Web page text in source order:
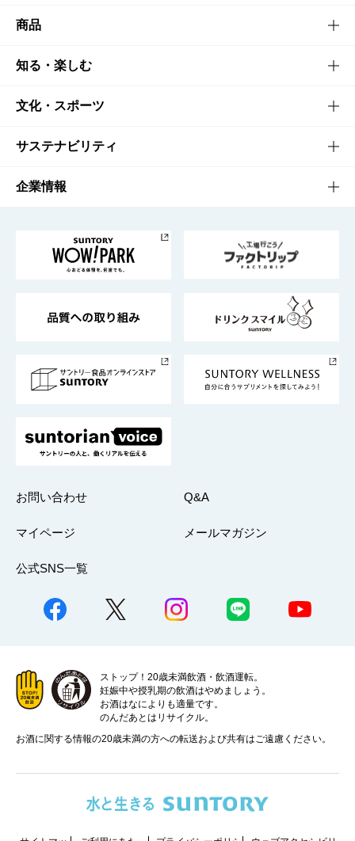
商品
商品TOP
商品一覧
商品発売情報
栄養成分一覧
知る・楽しむ
知る・楽しむTOP
キャンペーン
工場見学
地域情報
文化・スポーツ
文化・スポーツTOP
サントリーホール
サントリーサンバーズ大阪
サステナビリティ
サステナビリティTOP
サントリーが考えるサステナビリティ経営
企業情報
企業概要
採用情報
お問い合わせ Q&A
マイページ メールマガジン
公式SNS一覧
ストップ！20歳未満飲酒・飲酒運転。
妊娠中や授乳期の飲酒はやめましょう。
お酒はなによりも適量です。
のんだあとはリサイクル。
お酒に関する情報の20歳未満の方への転送および共有はご遠慮ください。